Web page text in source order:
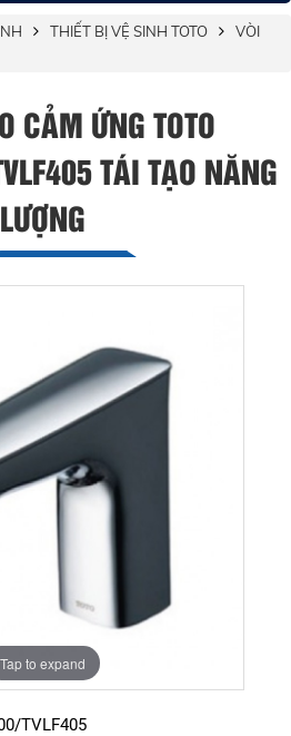
THIẾT BỊ VỆ SINH TOTO
VÒI
CẢM ỨNG TOTO
TÁI TẠO NĂNG
LƯỢNG
Tap to expand
TVLF405